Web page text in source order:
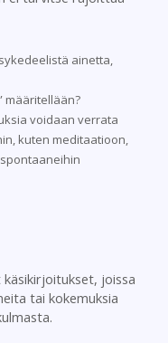
ainetta,
määritellään?
voidaan verrata
kuten meditaatioon,
joissa
tai kokemuksia